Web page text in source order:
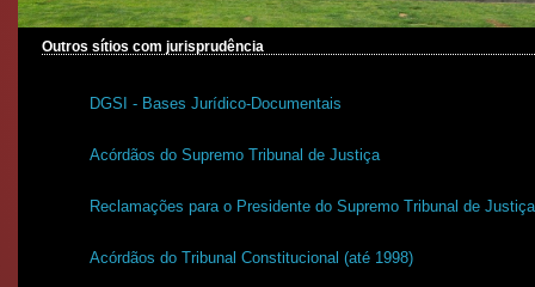
Outros sítios com jurisprudência
DGSI - Bases Jurídico-Documentais
Acórdãos do Supremo Tribunal de Justiça
Reclamações para o Presidente do Supremo Tribunal de Justiça
Acórdãos do Tribunal Constitucional (até 1998)